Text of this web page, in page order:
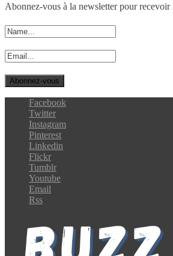
Abonnez-vous à la newsletter pour recevoir
Facebook
Twitter
Instagram
Pinterest
Linkedin
Flickr
Tumblr
Youtube
Email
Rss